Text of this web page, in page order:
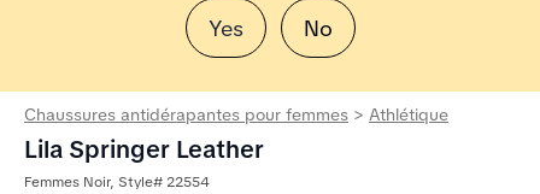
Yes No
Chaussures antidérapantes pour femmes > Athlétique
Lila Springer Leather
Femmes Noir, Style# 22554